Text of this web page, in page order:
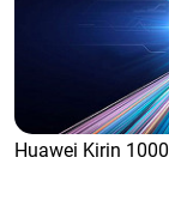
Huawei Kirin 1000